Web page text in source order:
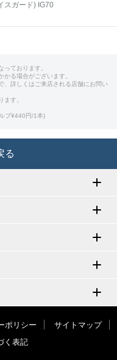
スガード) IG70
っております。
る場合がございます。
、詳しくはご来店される店舗にお問い
ます。
ブ¥440円/1本)
る
ポリシー
サイトマップ
く表記